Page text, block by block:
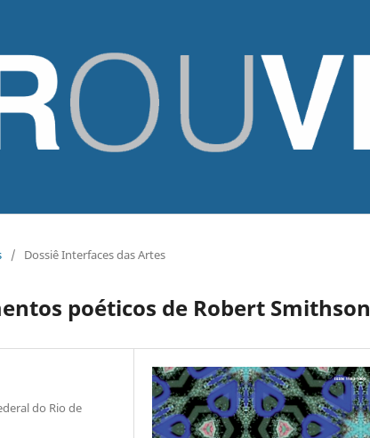
/ Dossiê Interfaces das Artes
poéticos de Robert Smithson
do Rio de